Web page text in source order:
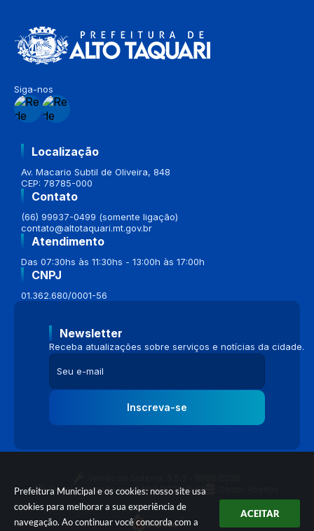
Prefeitura Municipal e os cookies: nosso site usa
cookies para melhorar a sua experiência de
navegação. Ao continuar você concorda com a
ACEITAR
Siga-nos
Localização
Av. Macario Subtil de Oliveira, 848
CEP: 78785-000
Contato
(66) 99937-0499 (somente ligação)
contato@altotaquari.mt.gov.br
Atendimento
Das 07:30hs às 11:30hs - 13:00h às 17:00h
CNPJ
01.362.680/0001-56
Newsletter
Receba atualizações sobre serviços e notícias da cidade.
Inscreva-se
Portal atualizado em:04/08/2026 16:58